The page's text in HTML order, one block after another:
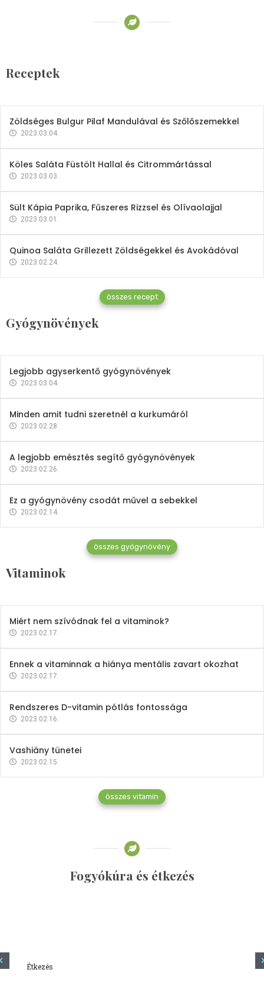
Receptek
2023.03.06.
Zöldséges Bulgur Pilaf Mandulával és Szőlőszemekkel
2023.03.04.
Köles Saláta Füstölt Hallal és Citrommártással
2023.03.03.
Sült Kápia Paprika, Fűszeres Rizzsel és Olívaolajjal
2023.03.01.
Quinoa Saláta Grillezett Zöldségekkel és Avokádóval
2023.02.24.
összes recept
Gyógynövények
Gyógynövények
Mindent a petrezselyemről
2023.12.21.
Legjobb agyserkentő gyógynövények
2023.03.04.
Minden amit tudni szeretnél a kurkumáról
2023.02.28.
A legjobb emésztés segítő gyógynövények
2023.02.26.
Ez a gyógynövény csodát művel a sebekkel
2023.02.14.
összes gyógynövény
Vitaminok
Vitaminok
Mindent a B-12 vitaminról
2023.02.27.
Miért nem szívódnak fel a vitaminok?
2023.02.17.
Ennek a vitaminnak a hiánya mentális zavart okozhat
2023.02.17.
Rendszeres D-vitamin pótlás fontossága
2023.02.16.
Vashiány tünetei
2023.02.15.
összes vitamin
Fogyókúra és étkezés
Étkezés